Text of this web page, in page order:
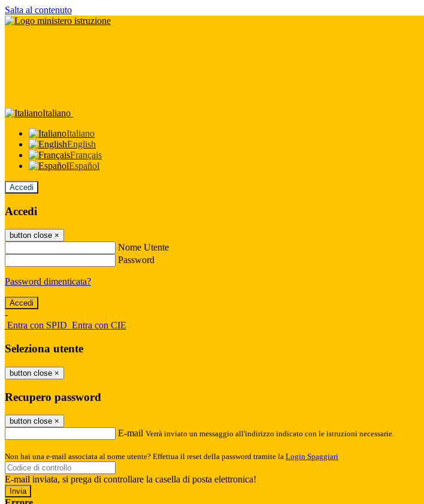
Salta al contenuto
Italiano
Italiano
English
Français
Español
Accedi
Accedi
button close ×
Nome Utente
Password
Password dimenticata?
-
Entra con SPID Entra con CIE
Seleziona utente
button close ×
Recupero password
button close ×
E-mail Verrà inviato un messaggio all'indirizzo indicato con le istruzioni necessarie.
Non hai una e-mail associata al nome utente? Effettua il reset della password tramite la Login Spaggiari
E-mail inviata, si prega di controllare la casella di posta elettronica!